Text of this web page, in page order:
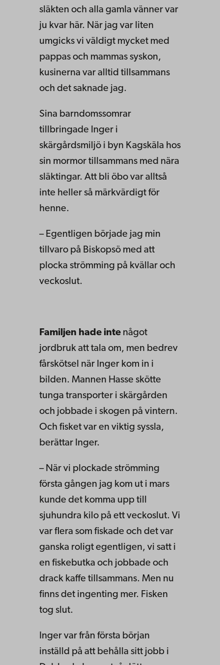
släkten och alla gamla vänner var
ju kvar här. När jag var liten
umgicks vi väldigt mycket med
pappas och mammas syskon,
kusinerna var alltid tillsammans
och det saknade jag.
Sina barndomssomrar
tillbringade Inger i
skärgårdsmiljö i byn Kagskäla hos
sin mormor tillsammans med nära
släktingar. Att bli öbo var alltså
inte heller så märkvärdigt för
henne.
– Egentligen började jag min
tillvaro på Biskopsö med att
plocka strömming på kvällar och
veckoslut.
Familjen hade inte något
jordbruk att tala om, men bedrev
fårskötsel när Inger kom in i
bilden. Mannen Hasse skötte
tunga transporter i skärgården
och jobbade i skogen på vintern.
Och fisket var en viktig syssla,
berättar Inger.
– När vi plockade strömming
första gången jag kom ut i mars
kunde det komma upp till
sjuhundra kilo på ett veckoslut. Vi
var flera som fiskade och det var
ganska roligt egentligen, vi satt i
en fiskebutka och jobbade och
drack kaffe tillsammans. Men nu
finns det ingenting mer. Fisken
tog slut.
Inger var från första början
inställd på att behålla sitt jobb i